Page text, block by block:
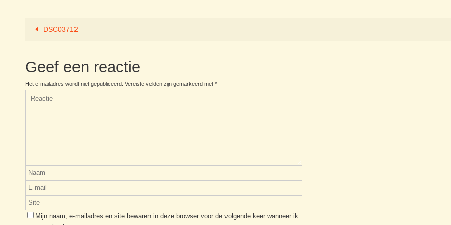
DSC03712
Geef een reactie
Het e-mailadres wordt niet gepubliceerd. Vereiste velden zijn gemarkeerd met *
Mijn naam, e-mailadres en site bewaren in deze browser voor de volgende keer wanneer ik